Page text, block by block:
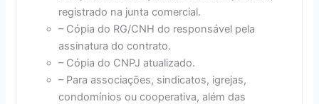
registrado na junta comercial.
– Cópia do RG/CNH do responsável pela
assinatura do contrato.
– Cópia do CNPJ atualizado.
– Para associações, sindicatos, igrejas,
condomínios ou cooperativa, além das